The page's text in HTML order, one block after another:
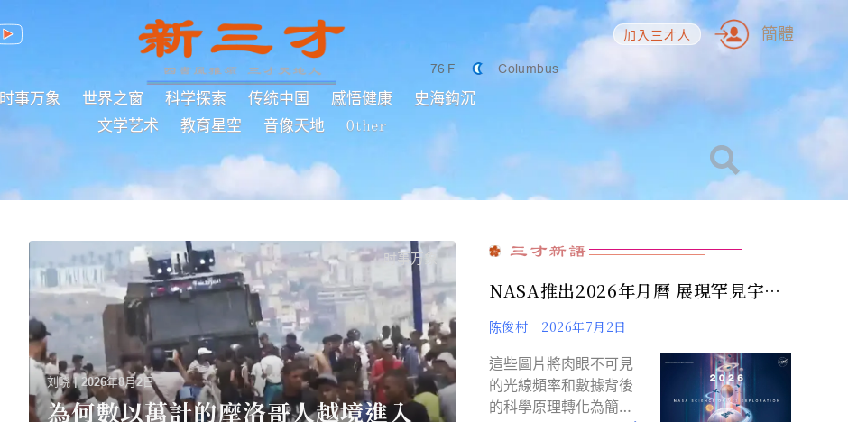
76 F Columbus
时事万象 世界之窗 科学探索 传统中国 感悟健康
史海鈎沉
文学艺术
教育星空 音像天地 Other
加入三才人 簡體
时事万象
刘晓 |2026年8月2日
為何數以萬計的摩洛哥人越境進入
三才新語
NASA推出2026年月曆 展現罕見宇宙
陈俊村 2026年7月2日
這些圖片將肉眼不可見
的光線頻率和數據背後
的科學原理轉化為簡單